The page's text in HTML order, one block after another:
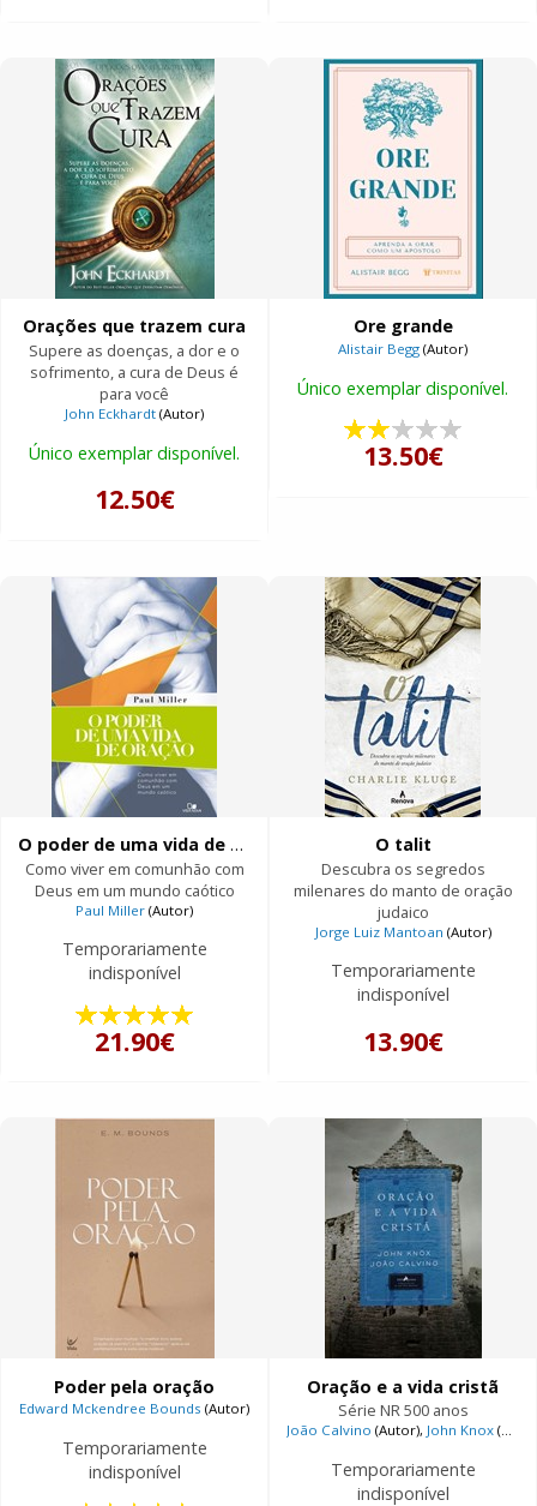
Orações que trazem cura
Supere as doenças, a dor e o
sofrimento, a cura de Deus é
para você
John Eckhardt (Autor)
Único exemplar disponível.
12.50€
Ore grande
Alistair Begg (Autor)
Único exemplar disponível.
13.50€
O poder de uma vida de oração
Como viver em comunhão com
Deus em um mundo caótico
Paul Miller (Autor)
Temporariamente
indisponível
21.90€
O talit
Descubra os segredos
milenares do manto de oração
judaico
Jorge Luiz Mantoan (Autor)
Temporariamente
indisponível
13.90€
Poder pela oração
Edward Mckendree Bounds (Autor)
Temporariamente
indisponível
Oração e a vida cristã
Série NR 500 anos
João Calvino (Autor), John Knox (Autor)
Temporariamente
indisponível